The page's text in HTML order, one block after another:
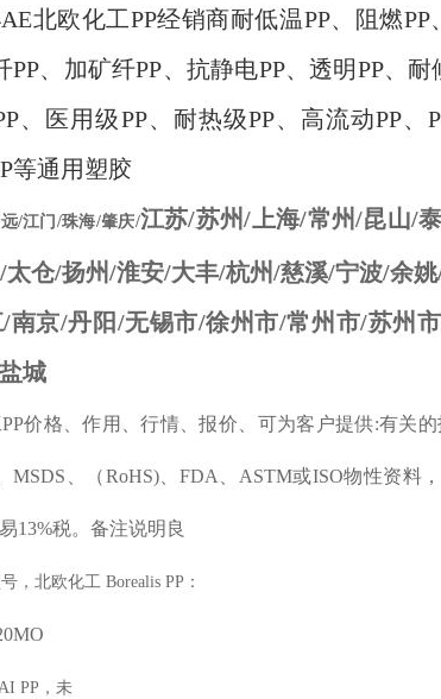
北欧化工PP经销商耐低温PP、阻燃PP
PP、加矿纤PP、抗静电PP、透明PP、耐
、医用级PP、耐热级PP、高流动PP、
等通用塑胶
/江门/珠海/肇庆/江苏/苏州/上海/常州/昆山/
仓/扬州/淮安/大丰/杭州/慈溪/宁波/余
南京/丹阳/无锡市/徐州市/常州市/苏州
城
PP价格、作用、行情、报价、可为客户提供:有关
MSDS （RoHS)、 FDA ASTM或ISO物性资料
13%税。备注说明良
，北欧化工 Borealis PP ：
PP ，未